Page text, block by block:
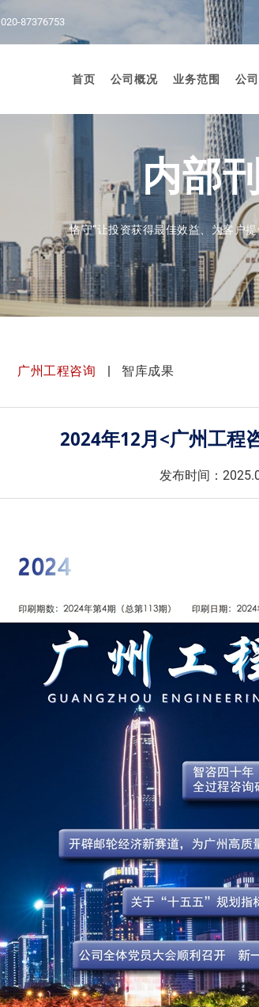
020-87376753
首页 公司概况 业务范围 公
内部
恪守“让投资获得最佳效益、为客户
广州工程咨询 智库成果
2024年12月<广州工程
发布时间：